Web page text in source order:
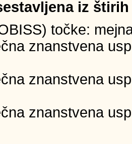
iz
točke:
znanstvena
znanstvena
znanstvena